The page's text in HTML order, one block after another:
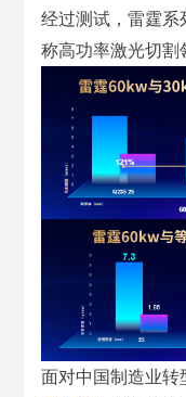
经过测试，雷霆系
称高功率激光切割
面对中国制造业